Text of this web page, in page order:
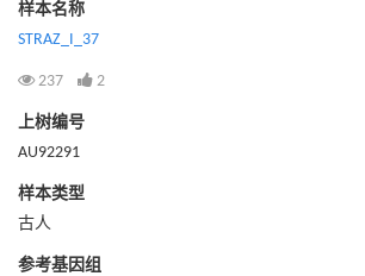
样本名称
STRAZ_I_37
237 2
上树编号
AU92291
样本类型
古人
参考基因组